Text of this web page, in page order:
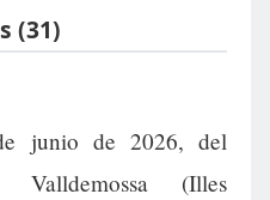
(31)
junio de 2026, del
Valldemossa (Illes